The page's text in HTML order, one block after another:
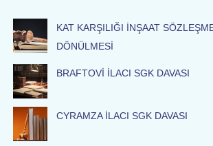
c
h
f
o
r
:
KAT KARŞILIĞI İNŞAAT
DÖNÜLMESİ
BRAFTOVİ İLACI SGK DAVASI
CYRAMZA İLACI SGK DAVASI